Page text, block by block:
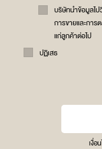
บริษัทนำข้อมูลไ
การขายและกา
แก่ลูกค้าต่อไป
ปฏิเสธ
เงื่อ